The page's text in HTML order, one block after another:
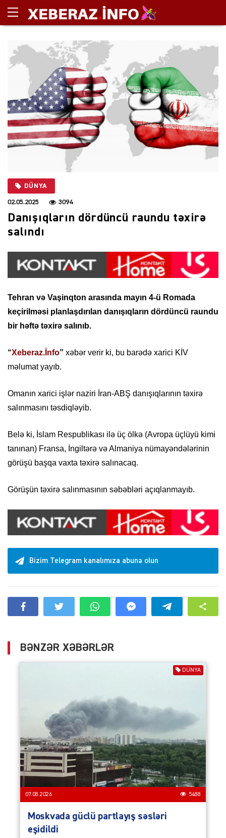
DÜNYA
02.05.2025 3094
Danışıqların dördüncü raundu təxirə
salındı
Tehran və Vaşinqton arasında mayın 4-ü Romada
keçirilməsi planlaşdırılan danışıqların dördüncü raundu
bir həftə təxirə salınıb.
“Xeberaz.İnfo” xəbər verir ki, bu barədə xarici KİV
məlumat yayıb.
Omanın xarici işlər naziri İran-ABŞ danışıqlarının təxirə
salınmasını təsdiqləyib.
Belə ki, İslam Respublikası ilə üç ölkə (Avropa üçlüyü kimi
tanınan) Fransa, İngiltərə və Almaniya nümayəndələrinin
görüşü başqa vaxta təxirə salınacaq.
Görüşün təxirə salınmasının səbəbləri açıqlanmayıb.
Bizim Telegram kanalımıza abunə olun
BƏNZƏR XƏBƏRLƏR
DÜNYA
07.08.2026 5488
Moskvada güclü partlayış səsləri
eşidildi